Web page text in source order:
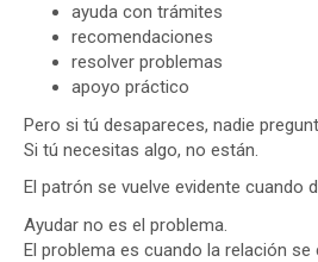
ayuda con trámites
recomendaciones
resolver problemas
apoyo práctico
Pero si tú desapareces, nadie
Si tú necesitas algo, no están.
El patrón se vuelve evidente cuando
Ayudar no es el problema.
El problema es cuando la relación